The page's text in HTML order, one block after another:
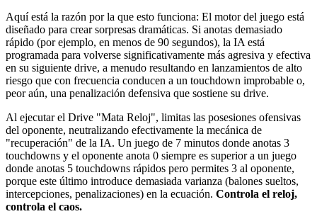
Aquí está la razón por la que esto funciona: El motor del juego está
diseñado para crear sorpresas dramáticas. Si anotas demasiado
rápido (por ejemplo, en menos de 90 segundos), la IA está
programada para volverse significativamente más agresiva y efectiva
en su siguiente drive, a menudo resultando en lanzamientos de alto
riesgo que con frecuencia conducen a un touchdown improbable o,
peor aún, una penalización defensiva que sostiene su drive.
Al ejecutar el Drive "Mata Reloj", limitas las posesiones ofensivas
del oponente, neutralizando efectivamente la mecánica de
"recuperación" de la IA. Un juego de 7 minutos donde anotas 3
touchdowns y el oponente anota 0 siempre es superior a un juego
donde anotas 5 touchdowns rápidos pero permites 3 al oponente,
porque este último introduce demasiada varianza (balones sueltos,
intercepciones, penalizaciones) en la ecuación. Controla el reloj,
controla el caos.